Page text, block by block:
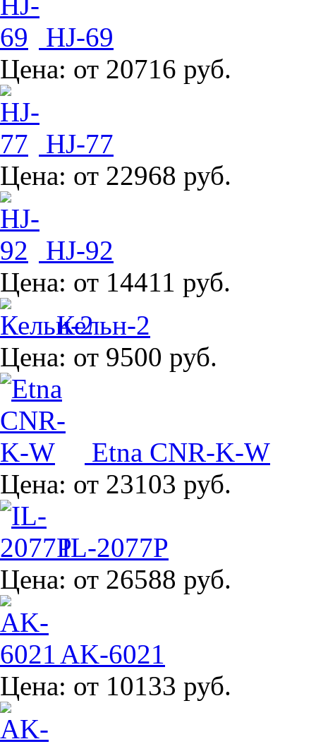
HJ-69
Цена: от 20716 руб.
HJ-77
Цена: от 22968 руб.
HJ-92
Цена: от 14411 руб.
Кельн-2
Цена: от 9500 руб.
Etna CNR-K-W
Цена: от 23103 руб.
IL-2077P
Цена: от 26588 руб.
AK-6021
Цена: от 10133 руб.